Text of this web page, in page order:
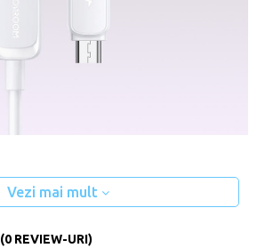
Vezi mai mult
(0 REVIEW-URI)